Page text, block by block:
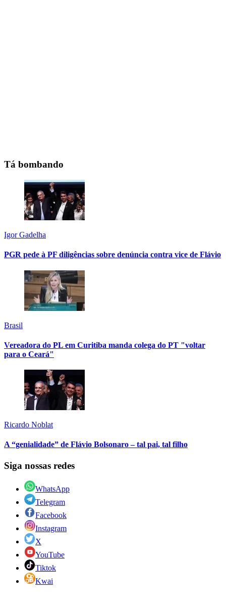
Tá bombando
Igor Gadelha
PGR pede à PF diligências sobre denúncia contra vice de Flávio
Brasil
Vereadora do PL em Curitiba manda colega do PT "voltar
para o Ceará"
Ricardo Noblat
A “genialidade” de Flávio Bolsonaro – tal pai, tal filho
Siga nossas redes
WhatsApp
Telegram
Facebook
Instagram
X
YouTube
Tiktok
Kwai